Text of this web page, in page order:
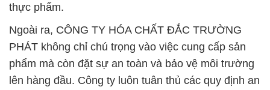
thực phẩm.
Ngoài ra, CÔNG TY HÓA CHẤT ĐẮC TRƯỜNG
PHÁT không chỉ chú trọng vào việc cung cấp sản
phẩm mà còn đặt sự an toàn và bảo vệ môi trường
lên hàng đầu. Công ty luôn tuân thủ các quy định an